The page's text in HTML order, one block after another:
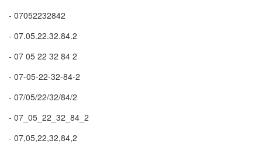
- 07052232842
- 07.05.22.32.84.2
- 07 05 22 32 84 2
- 07-05-22-32-84-2
- 07/05/22/32/84/2
- 07_05_22_32_84_2
- 07,05,22,32,84,2